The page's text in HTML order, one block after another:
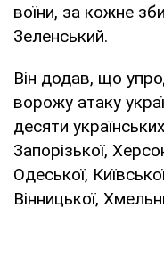
воїни, за кожне
Зеленський.
Він додав, що
ворожу атаку
десяти
Запорізької,
Одеської,
Вінницької,